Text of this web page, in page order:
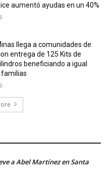
aumentó ayudas en un 40%
llega a comunidades de
entrega de 125 Kits de
beneficiando a igual
a Abel Martínez en Santa